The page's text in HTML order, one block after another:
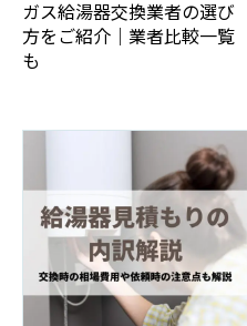
ガス給湯器交換業者の選び
方をご紹介｜業者比較一覧
も